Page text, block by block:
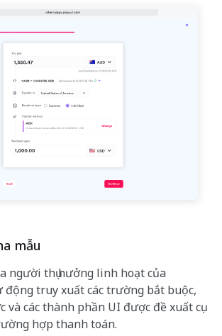
mẫu
người thụ hưởng linh hoạt của
truy xuất các trường bắt buộc,
và các thành phần UI được đề xuất cụ
hợp thanh toán.